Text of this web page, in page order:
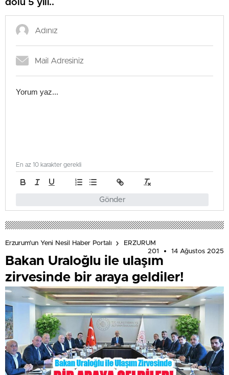
dolu 5 yılı..
Gönder
En az 10 karakter gerekli
Erzurum'un Yeni Nesil Haber Portalı
ERZURUM
201
14 Ağustos 2025
Bakan Uraloğlu ile ulaşım
zirvesinde bir araya geldiler!